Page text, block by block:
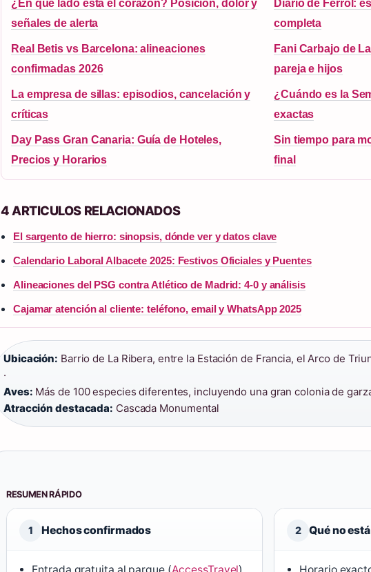
¿En qué lado está el corazón? Posición, dolor y
señales de alerta
Diario de Ferrol:
completa
Real Betis vs Barcelona: alineaciones
confirmadas 2026
Fani Carbajo de
pareja e hijos
La empresa de sillas: episodios, cancelación y
críticas
¿Cuándo es la
exactas
Day Pass Gran Canaria: Guía de Hoteles,
Precios y Horarios
Sin tiempo para
final
4 ARTICULOS RELACIONADOS
El sargento de hierro: sinopsis, dónde ver y datos clave
Calendario Laboral Albacete 2025: Festivos Oficiales y Puentes
Alineaciones del PSG contra Atlético de Madrid: 4-0 y análisis
Cajamar atención al cliente: teléfono, email y WhatsApp 2025
Ubicación: Barrio de La Ribera, entre la Estación de Francia, el Arco de
·
Aves: Más de 100 especies diferentes, incluyendo una gran colonia de
Atracción destacada: Cascada Monumental
RESUMEN RÁPIDO
1 Hechos confirmados
Entrada gratuita al parque (AccessTravel)
2 Qué no
Horario